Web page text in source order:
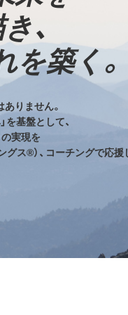
、
を築く。
りません。
を基盤として、
の実現を
ス®）、コーチングで応援